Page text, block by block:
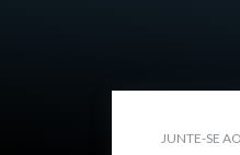
JUNTE-SE